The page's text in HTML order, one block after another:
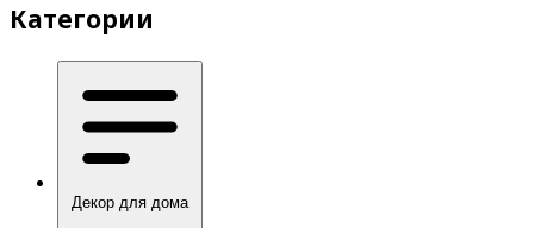
Категории
Декор для дома